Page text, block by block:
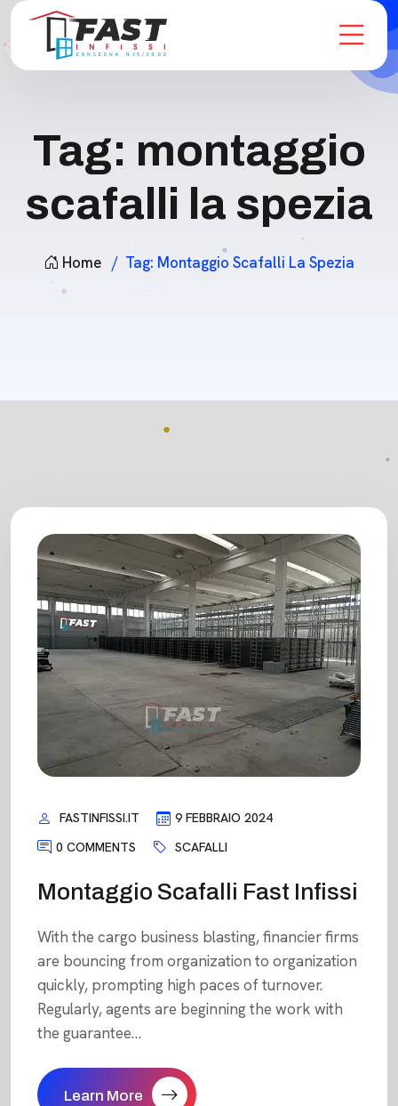
Tag: montaggio
scafalli la spezia
Home Tag: Montaggio Scafalli La Spezia
FASTINFISSI.IT
9 FEBBRAIO 2024
0 COMMENTS
SCAFALLI
Montaggio Scafalli Fast Infissi
With the cargo business blasting, financier firms
are bouncing from organization to organization
quickly, prompting high paces of turnover.
Regularly, agents are beginning the work with
the guarantee…
Learn More